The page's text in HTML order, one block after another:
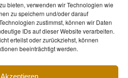
bieten, verwenden wir Technologien wie
zu speichern und/oder darauf
zustimmst, können wir Daten
IDs auf dieser Website verarbeiten.
erteilst oder zurückziehst, können
beeinträchtigt werden.
Akzeptieren